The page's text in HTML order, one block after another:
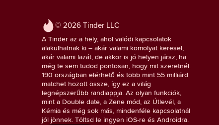
© 2026 Tinder LLC
A Tinder az a hely, ahol valódi kapcsolatok
alakulhatnak ki – akár valami komolyat keresel,
akár valami lazát, de akkor is jó helyen jársz, ha
még te sem tudod pontosan, hogy mit szeretnél.
190 országban elérhető és több mint 55 milliárd
matchet hozott össze, így ez a világ
legnépszerűbb randiappja. Az olyan funkciók,
mint a Double date, a Zene mód, az Útlevél, a
Kémia és még sok más, mindenféle kapcsolatnál
jól jönnek. Töltsd le ingyen iOS-re és Androidra.